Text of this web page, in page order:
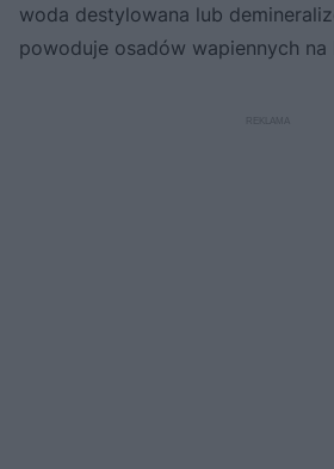
woda destylowana lub
powoduje osadów wapiennych na